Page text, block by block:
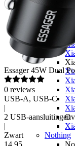
Nothing
Essager 45W Dual
0 reviews
USB-A, USB-C
|
2 USB-aansluitingen
|
Zwart
14 95